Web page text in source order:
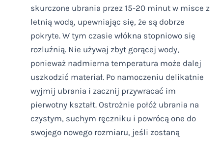
skurczone ubrania przez 15-20 minut w misce z
letnią wodą, upewniając się, że są dobrze
pokryte. W tym czasie włókna stopniowo się
rozluźnią. Nie używaj zbyt gorącej wody,
ponieważ nadmierna temperatura może dalej
uszkodzić materiał. Po namoczeniu delikatnie
wyjmij ubrania i zacznij przywracać im
pierwotny kształt. Ostrożnie połóż ubrania na
czystym, suchym ręczniku i powrócą one do
swojego nowego rozmiaru, jeśli zostaną